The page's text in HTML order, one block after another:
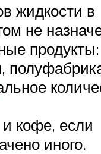
жидкости в
не
продукты:
кофе, если
иного.